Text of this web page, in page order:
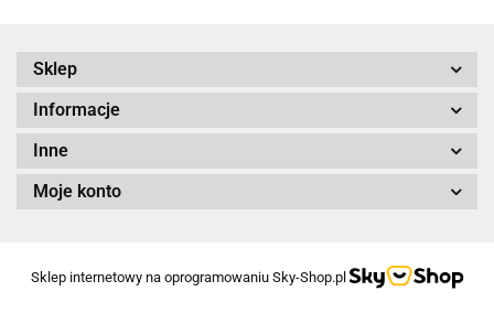
Sklep
Informacje
Inne
Moje konto
Sklep internetowy na oprogramowaniu Sky-Shop.pl